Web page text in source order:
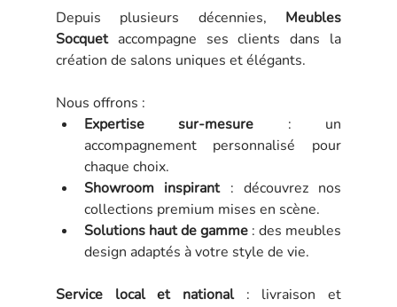
Depuis plusieurs décennies, Meubles
Socquet accompagne ses clients dans la
création de salons uniques et élégants.
Nous offrons :
Expertise sur-mesure : un
accompagnement personnalisé pour
chaque choix.
Showroom inspirant : découvrez nos
collections premium mises en scène.
Solutions haut de gamme : des meubles
design adaptés à votre style de vie.
Service local et national : livraison et